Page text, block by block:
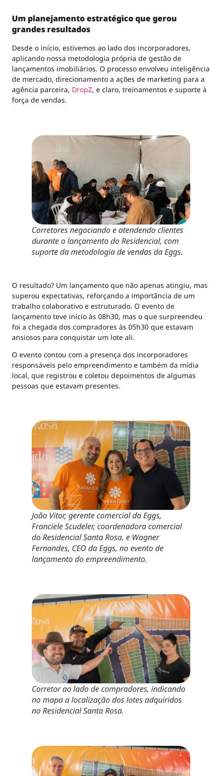
Um planejamento estratégico que gerou
grandes resultados
Desde o início, estivemos ao lado dos incorporadores,
aplicando nossa metodologia própria de gestão de
lançamentos imobiliários. O processo envolveu inteligência
de mercado, direcionamento a ações de marketing para a
agência parceira, DropZ, e claro, treinamentos e suporte à
força de vendas.
Corretores negociando e atendendo clientes
durante o lançamento do Residencial, com
suporte da metodologia de vendas da Eggs.
O resultado? Um lançamento que não apenas atingiu, mas
superou expectativas, reforçando a importância de um
trabalho colaborativo e estruturado. O evento de
lançamento teve início às 08h30, mas o que surpreendeu
foi a chegada dos compradores às 05h30 que estavam
ansiosos para conquistar um lote ali.
O evento contou com a presença dos incorporadores
responsáveis pelo empreendimento e também da mídia
local, que registrou e coletou depoimentos de algumas
pessoas que estavam presentes.
João Vitor, gerente comercial da Eggs,
Franciele Scudeler, coordenadora comercial
do Residencial Santa Rosa, e Wagner
Fernandes, CEO da Eggs, no evento de
lançamento do empreendimento.
Corretor ao lado de compradores, indicando
no mapa a localização dos lotes adquiridos
no Residencial Santa Rosa.